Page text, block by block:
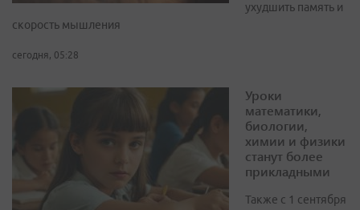
ухудшить память и
скорость мышления
сегодня, 05:28
Уроки
математики,
биологии,
химии и физики
станут более
прикладными
Также с 1 сентября